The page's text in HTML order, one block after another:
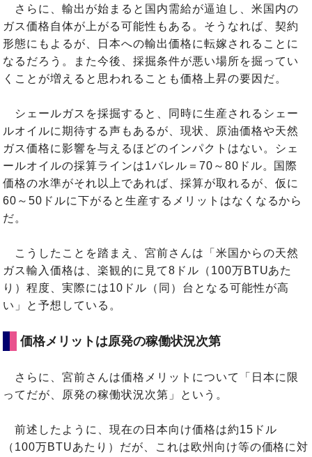
さらに、輸出が始まると国内需給が逼迫し、米国内の
ガス価格自体が上がる可能性もある。そうなれば、契約
形態にもよるが、日本への輸出価格に転嫁されることに
なるだろう。また今後、採掘条件が悪い場所を掘ってい
くことが増えると思われることも価格上昇の要因だ。
シェールガスを採掘すると、同時に生産されるシェー
ルオイルに期待する声もあるが、現状、原油価格や天然
ガス価格に影響を与えるほどのインパクトはない。シェ
ールオイルの採算ラインは1バレル＝70～80ドル。国際
価格の水準がそれ以上であれば、採算が取れるが、仮に
60～50ドルに下がると生産するメリットはなくなるから
だ。
こうしたことを踏まえ、宮前さんは「米国からの天然
ガス輸入価格は、楽観的に見て8ドル（100万BTUあた
り）程度、実際には10ドル（同）台となる可能性が高
い」と予想している。
価格メリットは原発の稼働状況次第
さらに、宮前さんは価格メリットについて「日本に限
ってだが、原発の稼働状況次第」という。
前述したように、現在の日本向け価格は約15ドル
（100万BTUあたり）だが、これは欧州向け等の価格に対